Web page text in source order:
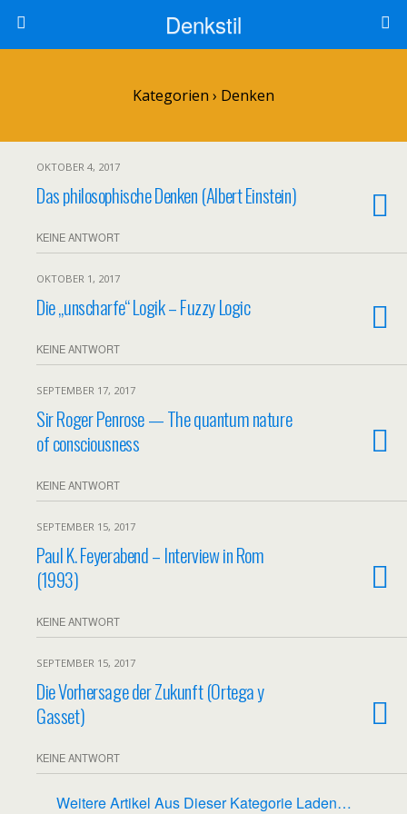
Denkstil
Kategorien › Denken
OKTOBER 4, 2017
Das philosophische Denken (Albert Einstein)
KEINE ANTWORT
OKTOBER 1, 2017
Die „unscharfe“ Logik – Fuzzy Logic
KEINE ANTWORT
SEPTEMBER 17, 2017
Sir Roger Penrose — The quantum nature
of consciousness
KEINE ANTWORT
SEPTEMBER 15, 2017
Paul K. Feyerabend – Interview in Rom
(1993)
KEINE ANTWORT
SEPTEMBER 15, 2017
Die Vorhersage der Zukunft (Ortega y
Gasset)
KEINE ANTWORT
Weitere Artikel Aus Dieser Kategorie Laden…